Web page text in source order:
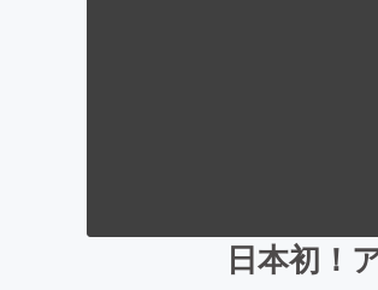
日本初！